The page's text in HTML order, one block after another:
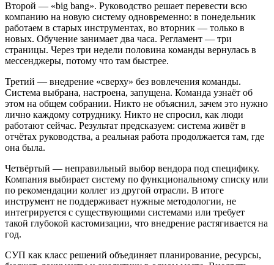
Второй — «big bang». Руководство решает перевести всю
компанию на новую систему одновременно: в понедельник
работаем в старых инструментах, во вторник — только в
новых. Обучение занимает два часа. Регламент — три
страницы. Через три недели половина команды вернулась в
мессенджеры, потому что там быстрее.
Третий — внедрение «сверху» без вовлечения команды.
Система выбрана, настроена, запущена. Команда узнаёт об
этом на общем собрании. Никто не объяснил, зачем это нужно
лично каждому сотруднику. Никто не спросил, как люди
работают сейчас. Результат предсказуем: система живёт в
отчётах руководства, а реальная работа продолжается там, где
она была.
Четвёртый — неправильный выбор вендора под специфику.
Компания выбирает систему по функциональному списку или
по рекомендации коллег из другой отрасли. В итоге
инструмент не поддерживает нужные методологии, не
интегрируется с существующими системами или требует
такой глубокой кастомизации, что внедрение растягивается на
год.
СУП как класс решений объединяет планирование, ресурсы,